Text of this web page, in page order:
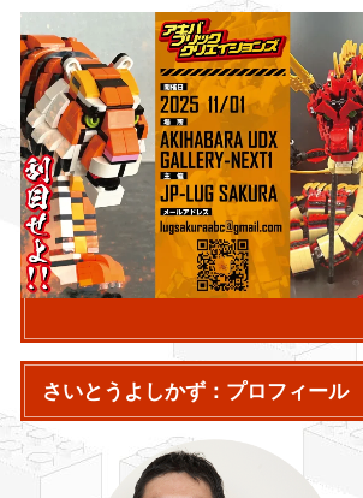
さいとうよしかず：プロフィール